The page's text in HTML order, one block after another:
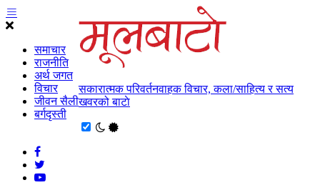
समाचार
राजनीति
अर्थ जगत
विचार
जीवन सैली
बर्गदृस्ती
सकारात्मक परिवर्तनवाहक विचार, कला/साहित्य र सत्य
खवरको बाटाे